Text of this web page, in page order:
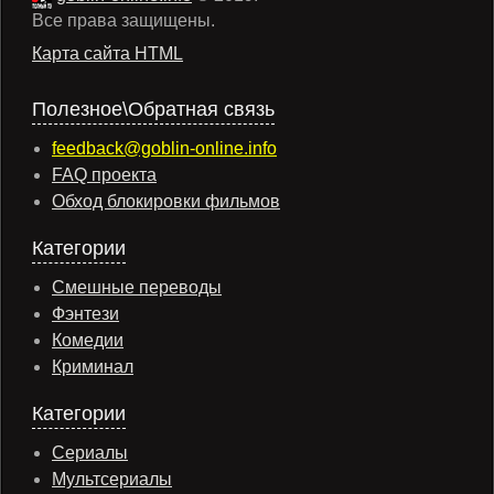
Все права защищены.
Карта сайта HTML
Полезное\Обратная связь
feedback@goblin-online.info
FAQ проекта
Обход блокировки фильмов
Категории
Смешные переводы
Фэнтези
Комедии
Криминал
Категории
Сериалы
Мультсериалы